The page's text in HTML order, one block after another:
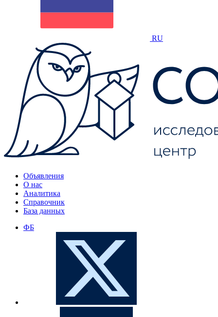
RU
Объявления
О нас
Аналитика
Справочник
База данных
ФБ